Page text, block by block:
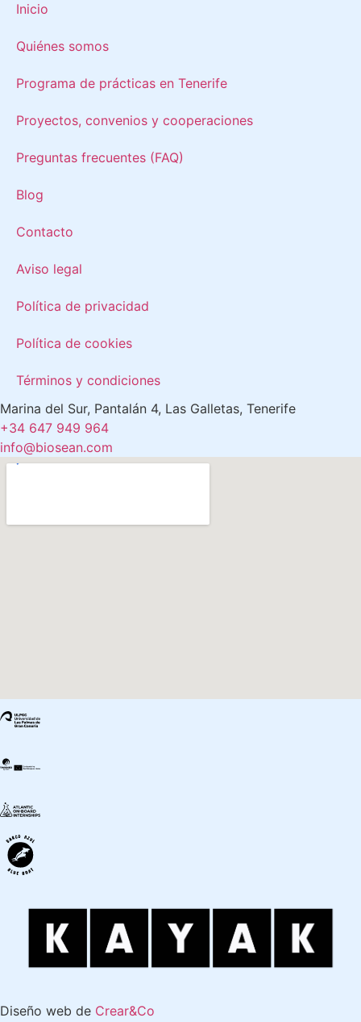
Inicio
Quiénes somos
Programa de prácticas en Tenerife
Proyectos, convenios y cooperaciones
Preguntas frecuentes (FAQ)
Blog
Contacto
Aviso legal
Política de privacidad
Política de cookies
Términos y condiciones
Marina del Sur, Pantalán 4, Las Galletas, Tenerife
+34 647 949 964
info@biosean.com
Diseño web de Crear&Co